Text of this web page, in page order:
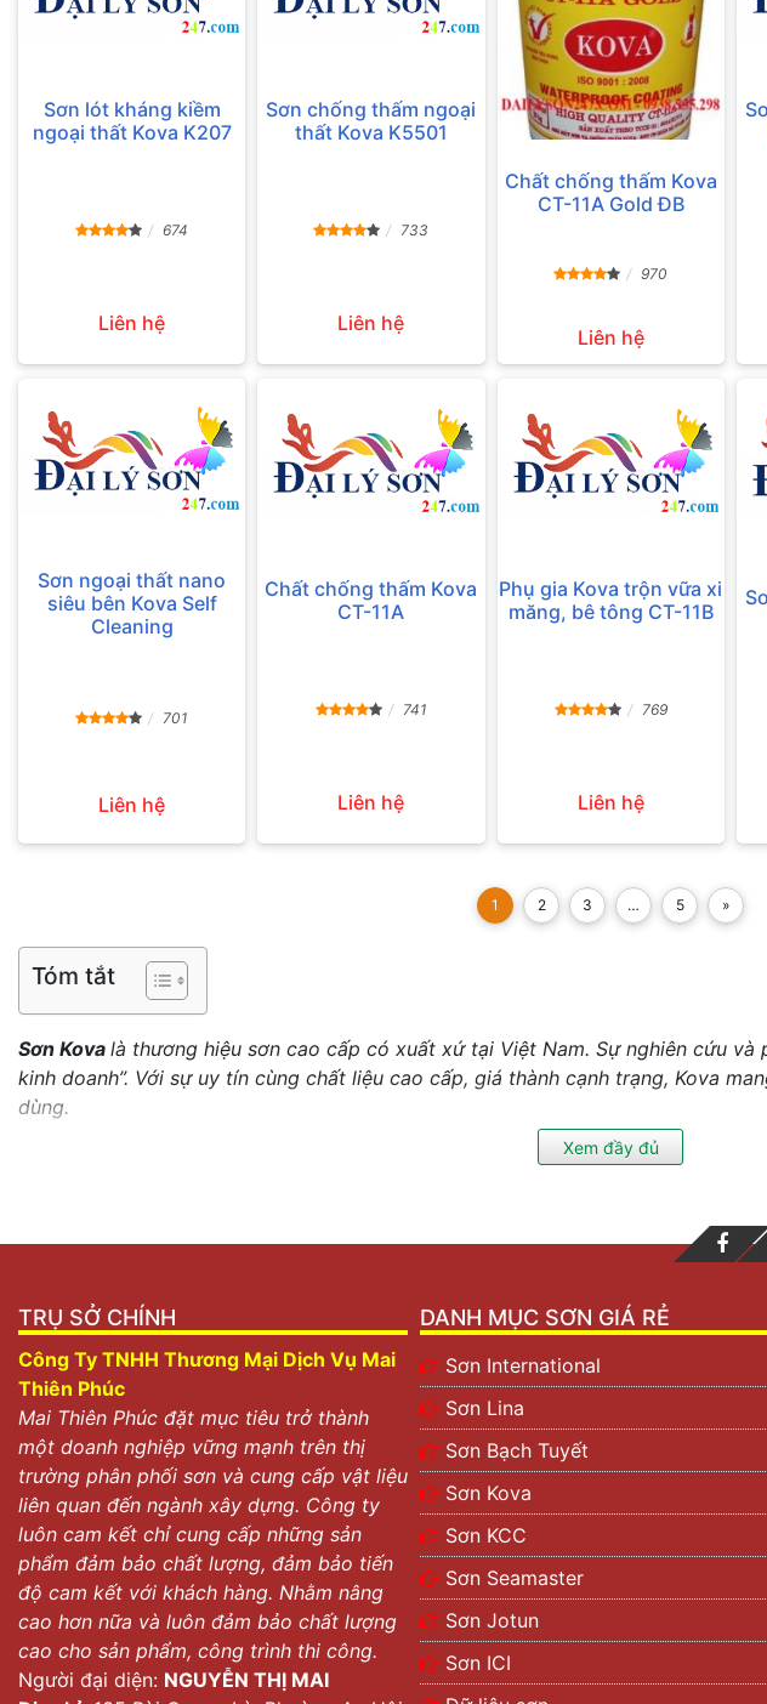
Sơn lót kháng kiềm
ngoại thất Kova K207
674
Liên hệ
Sơn chống thấm ngoại
thất Kova K5501
733
Liên hệ
Chất chống thấm Kova
CT-11A Gold ĐB
970
Liên hệ
Sơn ngoại thất nano
siêu bên Kova Self
Cleaning
701
Liên hệ
Chất chống thấm Kova
CT-11A
741
Liên hệ
Phụ gia Kova trộn vữa xi
măng, bê tông CT-11B
769
Liên hệ
1 2 3 … 5 »
Tóm tắt
Sơn Kova là thương hiệu sơn cao cấp có xuất xứ tại Việt Nam. Sự nghiên cứu và
kinh doanh”. Với sự uy tín cùng chất liệu cao cấp, giá thành cạnh trạng, Kova
dùng.
Thương hiệu sơn Kova – Mang niềm tự hào công nghệ Việt ra thế giới
sơn hàng đầu tại Mỹ – Smiland. Cũng từ đóthương hiệu sơn Kovachính thức có
danh sách nhà máy Việt Nam và ĐNA.
Xem đầy đủ
TRỤ SỞ CHÍNH
Công Ty TNHH Thương Mại Dịch Vụ Mai
Thiên Phúc
Mai Thiên Phúc đặt mục tiêu trở thành
một doanh nghiệp vững mạnh trên thị
trường phân phối sơn và cung cấp vật liệu
liên quan đến ngành xây dựng. Công ty
luôn cam kết chỉ cung cấp những sản
phẩm đảm bảo chất lượng, đảm bảo tiến
độ cam kết với khách hàng. Nhằm nâng
cao hơn nữa và luôn đảm bảo chất lượng
cao cho sản phẩm, công trình thi công.
Người đại diện: NGUYỄN THỊ MAI
DANH MỤC SƠN GIÁ RẺ
Sơn International
Sơn Lina
Sơn Bạch Tuyết
Sơn Kova
Sơn KCC
Sơn Seamaster
Sơn Jotun
Sơn ICI